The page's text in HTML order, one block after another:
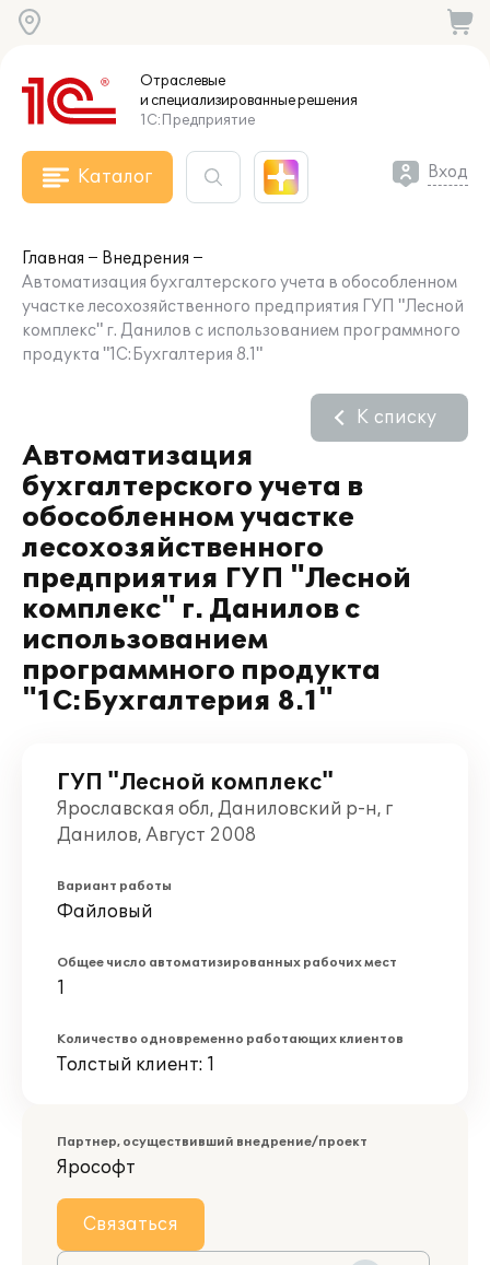
Отраслевые
и специализированныерешения
1С:Предприятие
Каталог Вход
Главная
Внедрения
Автоматизация бухгалтерского учета в обособленном
участке лесохозяйственного предприятия ГУП "Лесной
комплекс" г. Данилов с использованием программного
продукта "1С:Бухгалтерия 8.1"
Автоматизация
бухгалтерского учета в
обособленном участке
лесохозяйственного
предприятия ГУП "Лесной
комплекс" г. Данилов с
использованием
программного продукта
"1С:Бухгалтерия 8.1"
К списку
ГУП "Лесной комплекс"
Ярославская обл, Даниловский р-н, г
Данилов, Август 2008
Вариант работы
Файловый
Общее число автоматизированных рабочих мест
1
Количество одновременно работающих клиентов
Толстый клиент: 1
Партнер, осуществивший внедрение/проект
Ярософт
Связаться